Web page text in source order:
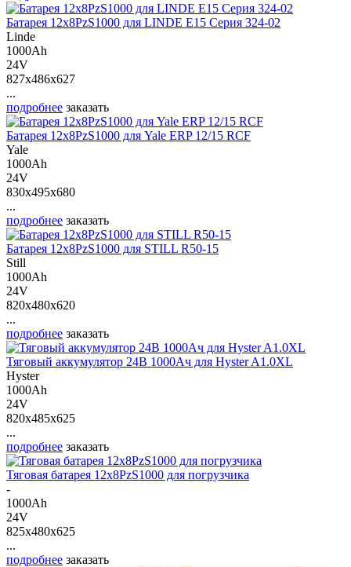
Батарея 12х8PzS1000 для LINDE E15 Серия 324-02
Linde
1000Ah
24V
827x486x627
...
подробнее заказать
Батарея 12х8PzS1000 для Yale ERP 12/15 RCF
Yale
1000Ah
24V
830x495x680
...
подробнее заказать
Батарея 12х8PzS1000 для STILL R50-15
Still
1000Ah
24V
820x480x620
...
подробнее заказать
Тяговый аккумулятор 24В 1000Ач для Hyster A1.0XL
Hyster
1000Ah
24V
820x485x625
...
подробнее заказать
Тяговая батарея 12х8PzS1000 для погрузчика
-
1000Ah
24V
825x480x625
...
подробнее заказать